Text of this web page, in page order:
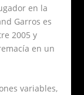
en la
Garros es
2005 y
en un
variables,